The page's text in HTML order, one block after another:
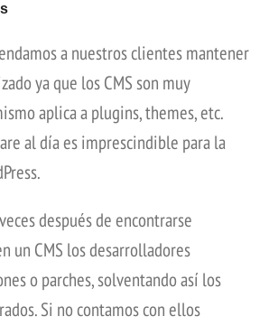
a nuestros clientes mantener
ya que los CMS son muy
aplica a plugins, themes, etc.
al día es imprescindible para la
después de encontrarse
un CMS los desarrolladores
o parches, solventando así los
Si no contamos con ellos